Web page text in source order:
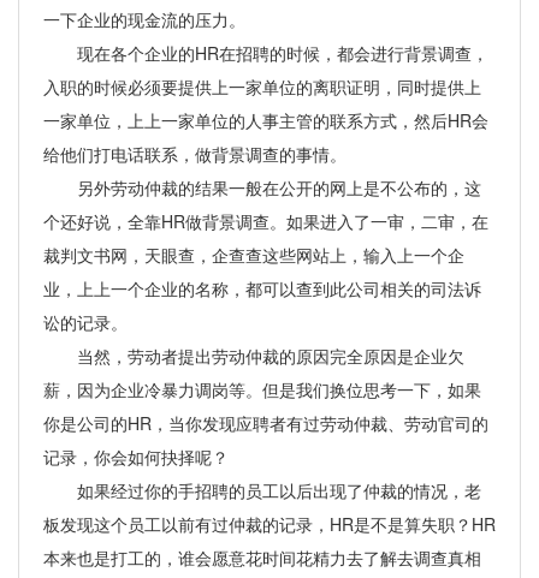
一下企业的现金流的压力。
现在各个企业的HR在招聘的时候，都会进行背景调查，
入职的时候必须要提供上一家单位的离职证明，同时提供上
一家单位，上上一家单位的人事主管的联系方式，然后HR会
给他们打电话联系，做背景调查的事情。
另外劳动仲裁的结果一般在公开的网上是不公布的，这
个还好说，全靠HR做背景调查。如果进入了一审，二审，在
裁判文书网，天眼查，企查查这些网站上，输入上一个企
业，上上一个企业的名称，都可以查到此公司相关的司法诉
讼的记录。
当然，劳动者提出劳动仲裁的原因完全原因是企业欠
薪，因为企业冷暴力调岗等。但是我们换位思考一下，如果
你是公司的HR，当你发现应聘者有过劳动仲裁、劳动官司的
记录，你会如何抉择呢？
如果经过你的手招聘的员工以后出现了仲裁的情况，老
板发现这个员工以前有过仲裁的记录，HR是不是算失职？HR
本来也是打工的，谁会愿意花时间花精力去了解去调查真相